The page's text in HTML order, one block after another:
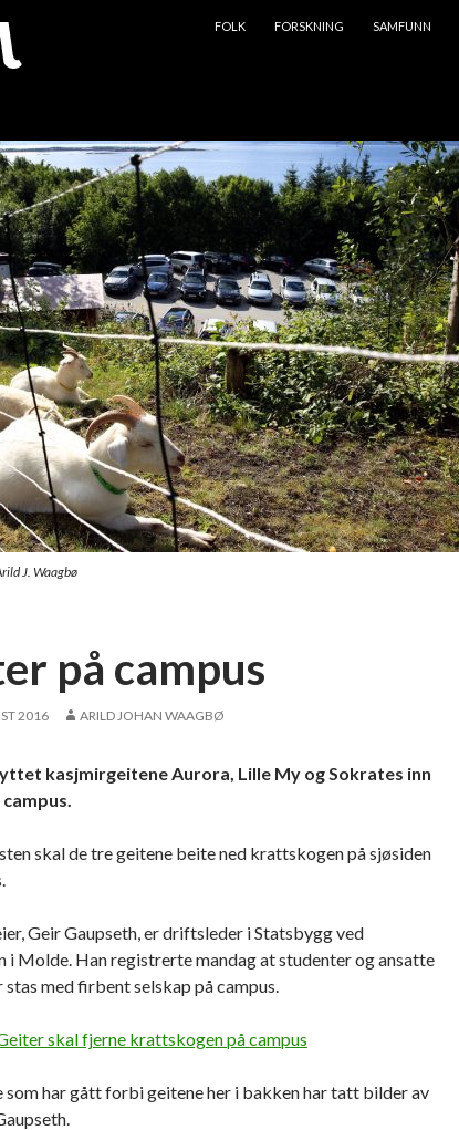
FOLK
FORSKNING SAMFUNN
J. Waagbø
på campus
2016 ARILD JOHAN WAAGBØ
kasjmirgeitene Aurora, Lille My og Sokrates inn
skal de tre geitene beite ned krattskogen på sjøsiden
Geir Gaupseth, er driftsleder i Statsbygg ved
i Molde. Han registrerte mandag at studenter og ansatte
stas med firbent selskap på campus.
skal fjerne krattskogen på campus
som har gått forbi geitene her i bakken har tatt bilder av